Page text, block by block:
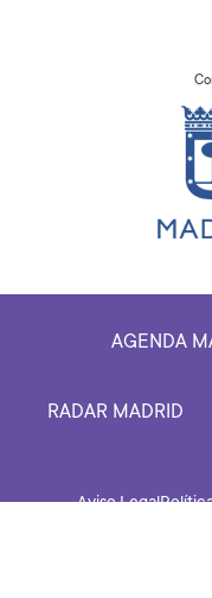
AGENDA
RADAR MADRID
Aviso Legal